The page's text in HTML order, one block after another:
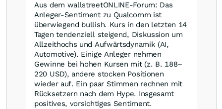
Aus dem wallstreetONLINE-Forum: Das
Anleger-Sentiment zu Qualcomm ist
überwiegend bullish. Kurs in den letzten 14
Tagen tendenziell steigend, Diskussion um
Allzeithochs und Aufwärtsdynamik (AI,
Automotive). Einige Anleger nehmen
Gewinne bei hohen Kursen mit (z. B. 188–
220 USD), andere stocken Positionen
wieder auf. Ein paar Stimmen rechnen mit
Rücksetzern nach dem Hype. Insgesamt
positives, vorsichtiges Sentiment.